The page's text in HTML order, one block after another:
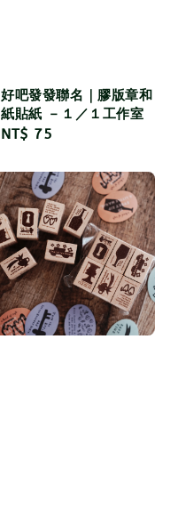
好吧發發聯名｜膠版章和
紙貼紙 －１／１工作室
Regular
NT$ 75